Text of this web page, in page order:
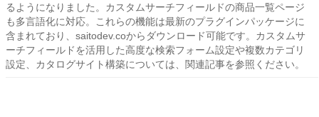
るようになりました。カスタムサーチフィールドの商品一覧ページ
も多言語化に対応。これらの機能は最新のプラグインパッケージに
含まれており、saitodev.coからダウンロード可能です。カスタムサ
ーチフィールドを活用した高度な検索フォーム設定や複数カテゴリ
設定、カタログサイト構築については、関連記事を参照ください。